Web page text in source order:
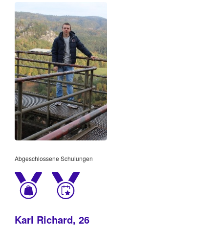
Abgeschlossene Schulungen
Karl Richard, 26